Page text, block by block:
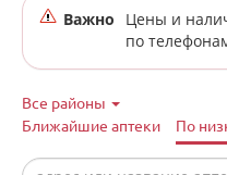
Важно
Цены и
по
Все районы
Ближайшие аптеки
По